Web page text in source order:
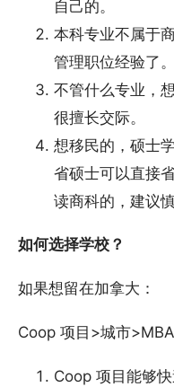
自己的。
本科专业不属于
管理职位经验了。
不管什么专业，
很擅长交际。
想移民的，硕士
省硕士可以直接
读商科的，建议
如何选择学校？
如果想留在加拿大：
Coop 项目>城市
Coop 项目能够